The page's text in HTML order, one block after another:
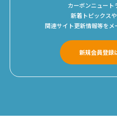
カーボンニュート
新着トピックスや
関連サイト更新情報等をメ
新規会員登録